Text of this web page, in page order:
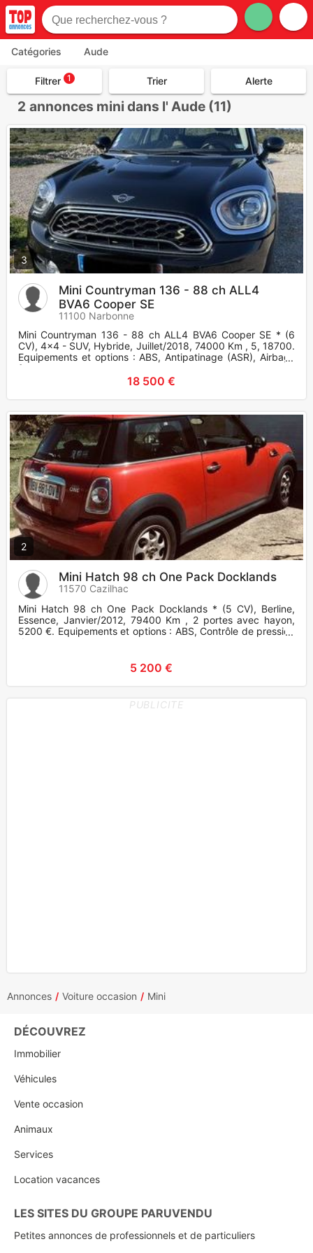
Catégories Aude
Filtrer 1 Trier Alerte
2 annonces mini dans l' Aude (11)
3
Mini Countryman 136 - 88 ch ALL4
BVA6 Cooper SE
11100 Narbonne
Mini Countryman 136 - 88 ch ALL4 BVA6 Cooper SE * (6
CV), 4x4 - SUV, Hybride, Juillet/2018, 74000 Km , 5, 18700.
Equipements et options : ABS, Antipatinage (ASR), Airbags
frontaux
18 500 €
2
Mini Hatch 98 ch One Pack Docklands
11570 Cazilhac
Mini Hatch 98 ch One Pack Docklands * (5 CV), Berline,
Essence, Janvier/2012, 79400 Km , 2 portes avec hayon,
5200 €. Equipements et options : ABS, Contrôle de pression
des pneus,
5 200 €
PUBLICITE
Annonces Voiture occasion Mini
DÉCOUVREZ
Immobilier
Véhicules
Vente occasion
Animaux
Services
Location vacances
LES SITES DU GROUPE PARUVENDU
Petites annonces de professionnels et de particuliers